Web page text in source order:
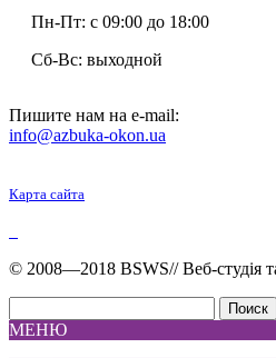
Пн-Пт: c 09:00 до 18:00
Сб-Вс: выходной
Пишите нам на e-mail:
info@azbuka-okon.ua
Карта сайта
© 2008—2018 BSWS// Веб-студія
МЕНЮ